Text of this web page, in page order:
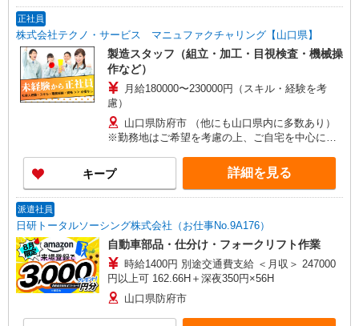
正社員
株式会社テクノ・サービス マニュファクチャリング【山口県】
製造スタッフ（組立・加工・目視検査・機械操
作など）
月給180000〜230000円（スキル・経験を考
慮）
山口県防府市 （他にも山口県内に多数あり）
※勤務地はご希望を考慮の上、ご自宅を中心に通
し）
キープ 詳細を見る
派遣社員
日研トータルソーシング株式会社（お仕事No.9A176）
自動車部品・仕分け・フォークリフト作業
時給1400円 別途交通費支給 ＜月収＞ 247000
円以上可 162.66H＋深夜350円×56H
山口県防府市